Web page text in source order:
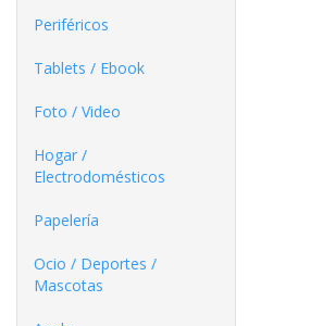
Periféricos
Tablets / Ebook
Foto / Video
Hogar /
Electrodomésticos
Papelería
Ocio / Deportes /
Mascotas